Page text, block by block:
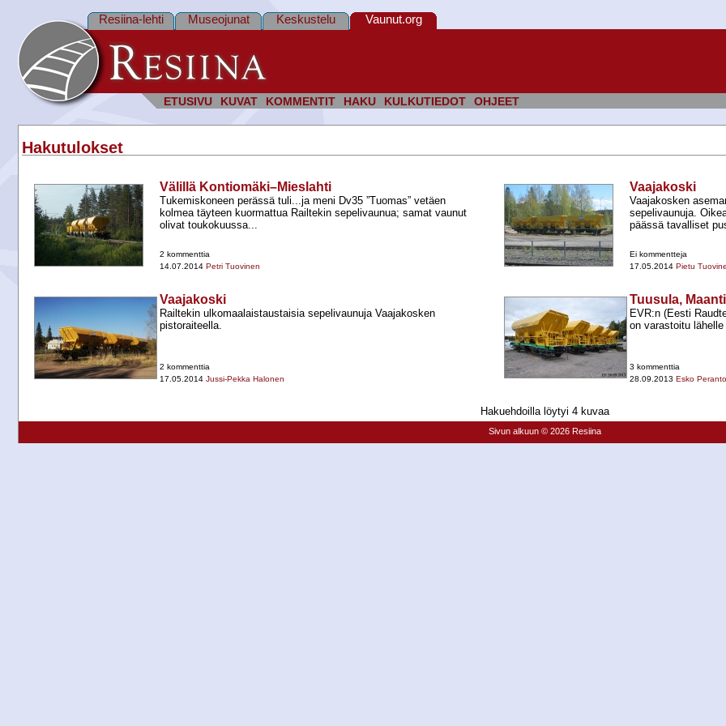
ETUSIVU KUVAT KOMMENTIT HAKU KULKUTIEDOT OHJEET
Resiina-lehti Museojunat Keskustelu Vaunut.org
Hakutulokset
Välillä Kontiomäki–Mieslahti
Tukemiskoneen perässä tuli...ja meni Dv35 ”Tuomas” vetäen
kolmea täyteen kuormattua Railtekin sepelivaunua; samat vaunut
olivat toukokuussa...
2 kommenttia
14.07.2014 Petri Tuovinen
Vaajakoski
Vaajakosken
sepelivaunuja.
päässä tavalliset
Ei kommentteja
17.05.2014 Pietu
Vaajakoski
Railtekin ulkomaalaistaustaisia sepelivaunuja Vaajakosken
pistoraiteella.
2 kommenttia
17.05.2014 Jussi-Pekka Halonen
Tuusula,
EVR:n (Eesti
on varastoitu
3 kommenttia
28.09.2013 Esko Peranto
Hakuehdoilla löytyi 4 kuvaa
Sivun alkuun © 2026 Resiina